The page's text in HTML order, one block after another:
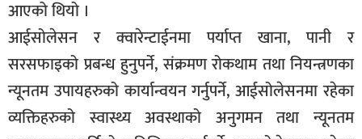
आएको थियो ।
आईसोलेसन र क्वारेन्टाईनमा पर्याप्त खाना, पानी र
सरसफाइको प्रबन्ध हुनुपर्ने, संक्रमण रोकथाम तथा नियन्त्रणका
न्यूनतम उपायहरुको कार्यान्वयन गर्नुपर्ने, आईसोलेसनमा रहेका
व्यक्तिहरुको स्वास्थ्य अवस्थाको अनुगमन तथा न्यूनतम